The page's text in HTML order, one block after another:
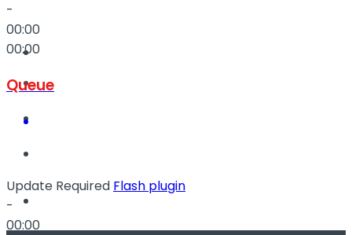
Kadınca
Spor
-
00:00
00:00
Queue
Update Required Flash plugin
-
00:00